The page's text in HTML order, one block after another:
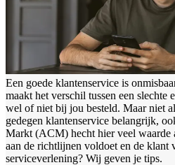
Een goede klantenservice is
maakt het verschil tussen een slechte
wel of niet bij jou besteld. Maar niet
gedegen klantenservice belangrijk,
Markt (ACM) hecht hier veel waarde
aan de richtlijnen voldoet en de
serviceverlening? Wij geven je tips.